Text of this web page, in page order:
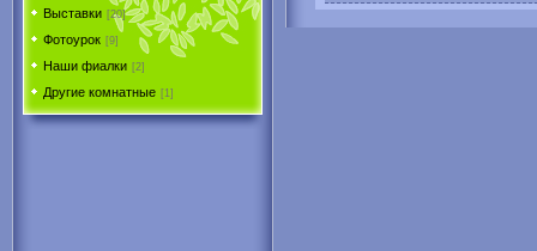
Выставки [20]
Фотоурок [9]
Наши фиалки [2]
Другие комнатные [1]